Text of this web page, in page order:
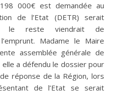
000€ est demandée au
de l’Etat (DETR) serait
le reste viendrait de
Madame le Maire
assemblée générale de
elle a défendu le dossier pour
réponse de la Région, lors
de l’Etat se serait